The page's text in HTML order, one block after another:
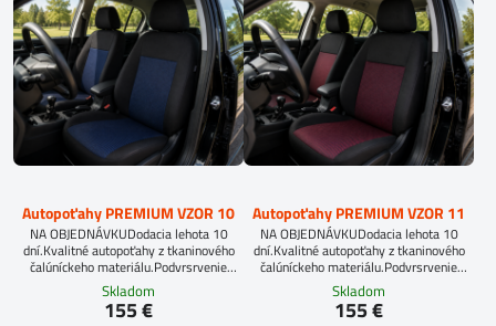
Autopoťahy PREMIUM VZOR 10
NA OBJEDNÁVKUDodacia lehota 10
dní.Kvalitné autopoťahy z tkaninového
čalúníckeho materiálu.Podvrsrvenie
molitan 5 mm.
Skladom
155 €
Autopoťahy PREMIUM VZOR 11
NA OBJEDNÁVKUDodacia lehota 10
dní.Kvalitné autopoťahy z tkaninového
čalúníckeho materiálu.Podvrsrvenie
molitan 5 mm.
Skladom
155 €